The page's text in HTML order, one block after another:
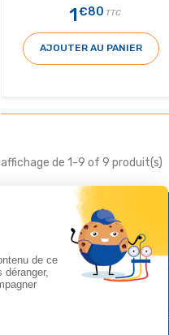
1€80 TTC
AJOUTER AU PANIER
affichage de 1-9 of 9 produit(s)
Mentions